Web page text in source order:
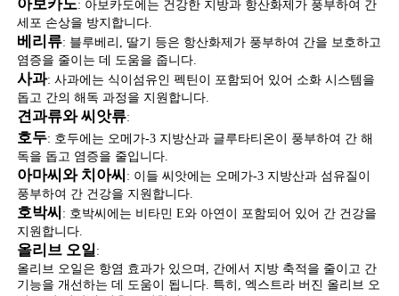
아보카도: 아보카도에는 건강한 지방과 항산화제가 풍부하여 간
세포 손상을 방지합니다.
베리류: 블루베리, 딸기 등은 항산화제가 풍부하여 간을 보호하고
염증을 줄이는 데 도움을 줍니다.
사과: 사과에는 식이섬유인 펙틴이 포함되어 있어 소화 시스템을
돕고 간의 해독 과정을 지원합니다.
견과류와 씨앗류:
호두: 호두에는 오메가-3 지방산과 글루타티온이 풍부하여 간 해
독을 돕고 염증을 줄입니다.
아마씨와 치아씨 : 이들 씨앗에는 오메가-3 지방산과 섬유질이
풍부하여 간 건강을 지원합니다.
호박씨 : 호박씨에는 비타민 E와 아연이 포함되어 있어 간 건강을
지원합니다.
올리브 오일 :
올리브 오일은 항염 효과가 있으며, 간에서 지방 축적을 줄이고 간
기능을 개선하는 데 도움이 됩니다. 특히, 엑스트라 버진 올리브 오